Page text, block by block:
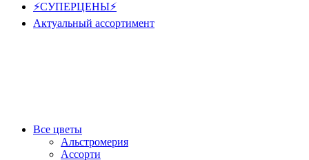
⚡СУПЕРЦЕНЫ⚡
Актуальный ассортимент
Все цветы
Альстромерия
Ассорти